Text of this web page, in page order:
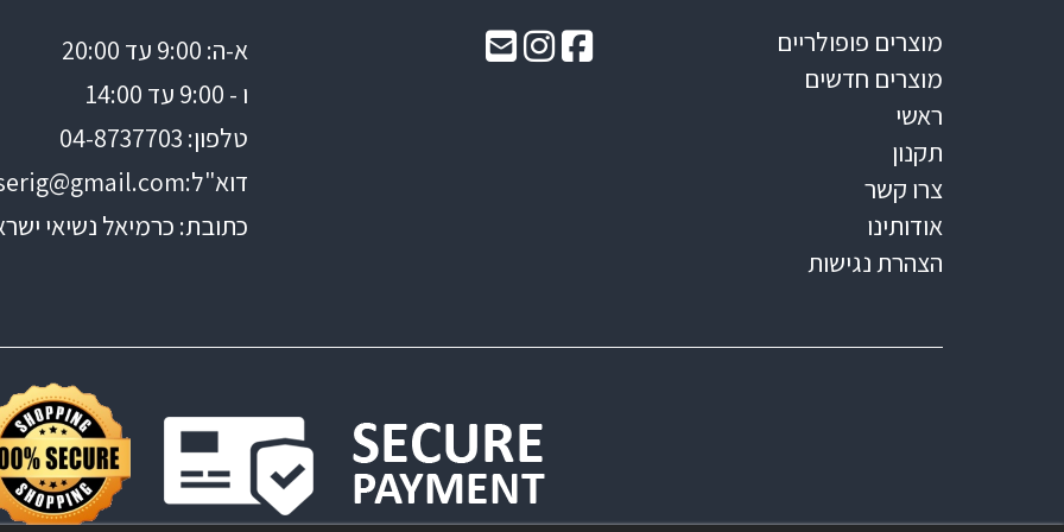
מוצרים פופולריים
מוצרים חדשים
ראשי
תקנון
צרו קשר
אודותינו
הצהרת נגישות
א-ה: 9:00 עד 20:00
ו - 9:00 עד 14:00
טלפון: 04 -8737703
דוא"ל:
כתובת: כרמיאל נשיאי ישראל